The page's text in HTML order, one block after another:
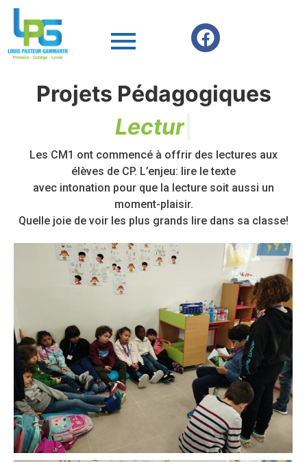
Projets Pédagogiques
Lecture
Les CM1 ont commencé à offrir des lectures aux
élèves de CP. L’enjeu: lire le texte
avec intonation pour que la lecture soit aussi un
moment-plaisir.
Quelle joie de voir les plus grands lire dans sa classe!